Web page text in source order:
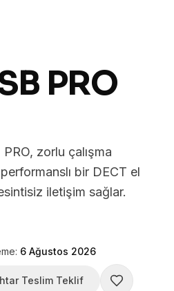
PRO
zorlu çalışma
bir DECT el
iletişim sağlar.
6 Ağustos 2026
Teslim Teklif